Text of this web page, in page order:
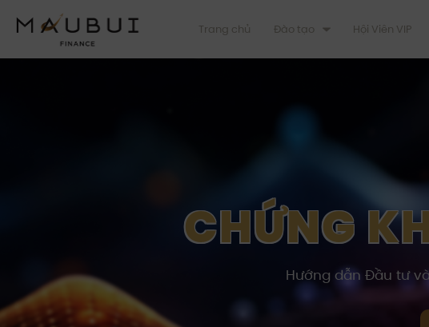
Trang chủ Đào tạo Hội Viên VIP
CHỨNG
Hướng dẫn Đầu tư